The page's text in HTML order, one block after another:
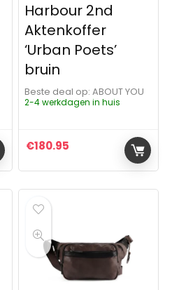
Harbour 2nd
Aktenkoffer
‘Urban Poets’
bruin
Beste deal op:
ABOUT YOU
2-4 werkdagen in huis
€180.95